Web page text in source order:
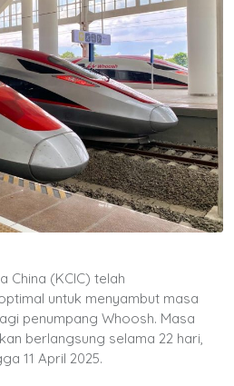
China (KCIC) telah
untuk menyambut masa
penumpang Whoosh. Masa
berlangsung selama 22 hari,
11 April 2025.